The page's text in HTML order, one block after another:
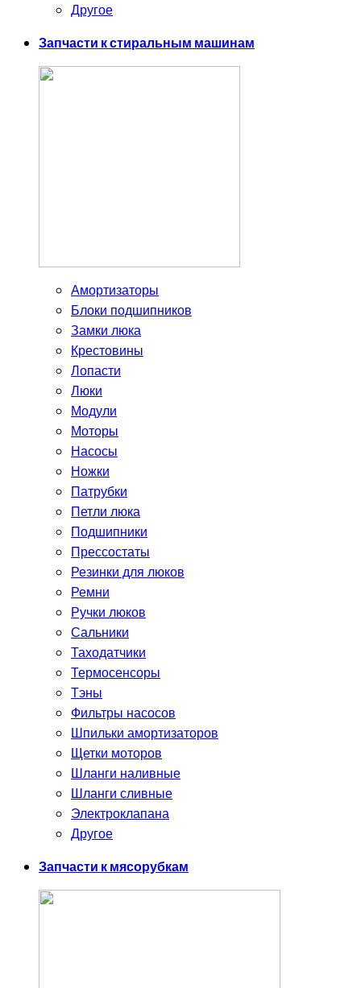
Другое
Запчасти к стиральным машинам
Амортизаторы
Блоки подшипников
Замки люка
Крестовины
Лопасти
Люки
Модули
Моторы
Насосы
Ножки
Патрубки
Петли люка
Подшипники
Прессостаты
Резинки для люков
Ремни
Ручки люков
Сальники
Таходатчики
Термосенсоры
Тэны
Фильтры насосов
Шпильки амортизаторов
Щетки моторов
Шланги наливные
Шланги сливные
Электроклапана
Другое
Запчасти к мясорубкам